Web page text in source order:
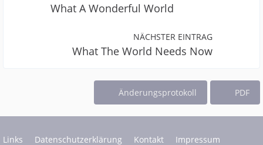
What A Wonderful World
NÄCHSTER EINTRAG
What The World Needs Now
Änderungsprotokoll PDF
Links Datenschutzerklärung Kontakt Impressum